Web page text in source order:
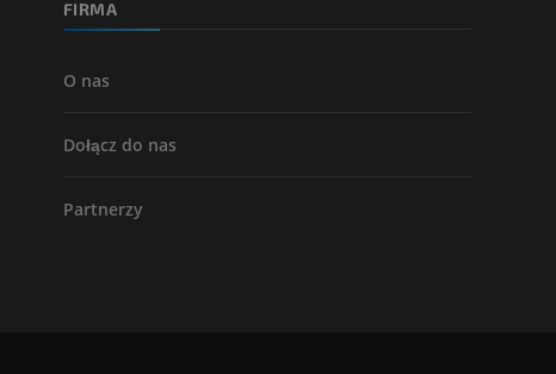
FIRMA
O nas
Dołącz do nas
Partnerzy